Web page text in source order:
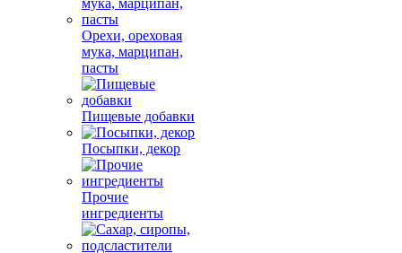
Орехи, ореховая
мука, марципан,
пасты
Пищевые добавки
Посыпки, декор
Прочие
ингредиенты